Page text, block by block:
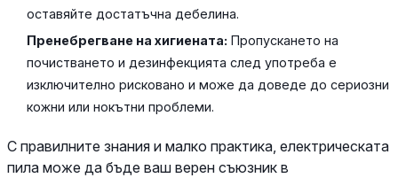
оставяйте достатъчна дебелина.
Пренебрегване на хигиената: Пропускането на
почистването и дезинфекцията след употреба е
изключително рисковано и може да доведе до сериозни
кожни или нокътни проблеми.
С правилните знания и малко практика, електрическата
пила може да бъде ваш верен съюзник в